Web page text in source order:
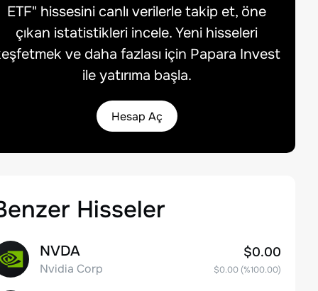
ETF" hissesini canlı verilerle takip et, öne
çıkan istatistikleri incele. Yeni hisseleri
ve daha fazlası için Papara Invest
ile yatırıma başla.
Hesap Aç
Hisseler
NVDA
Nvidia Corp
$0.00
$0.00(%100.00)